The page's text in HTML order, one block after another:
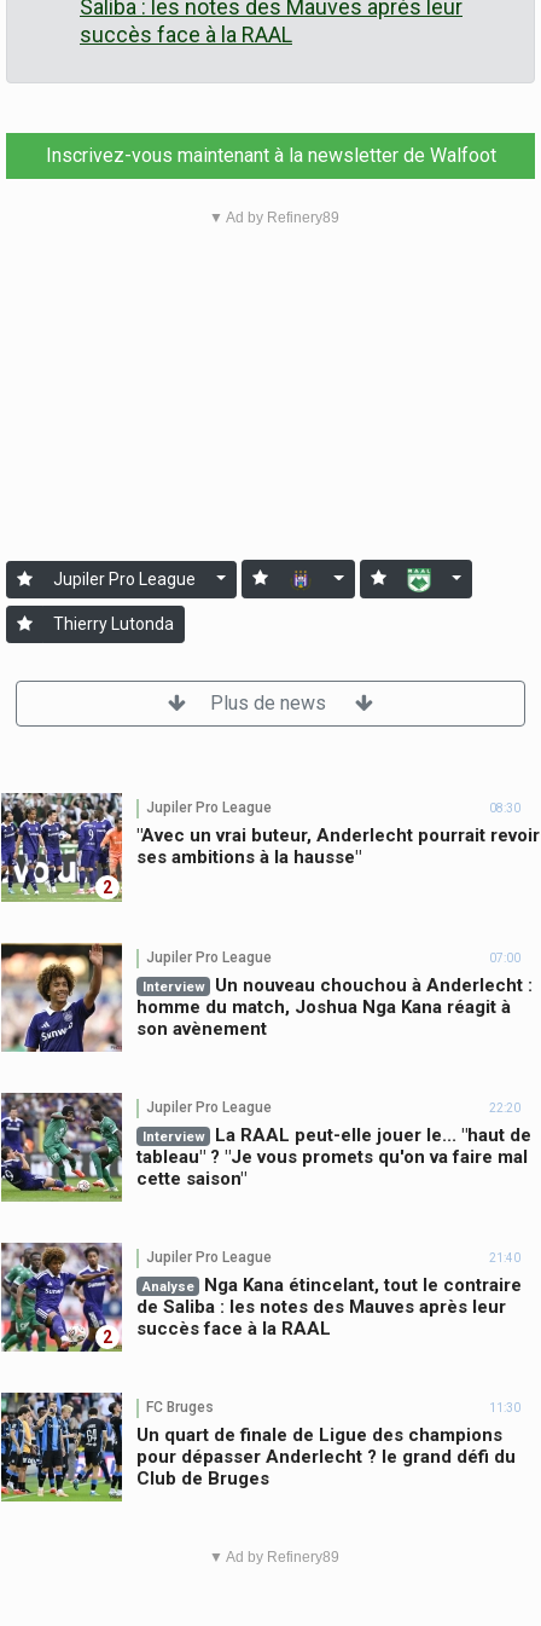
Saliba : les notes des Mauves après leur
succès face à la RAAL
Inscrivez-vous maintenant à la newsletter de Walfoot
▼ Ad by Refinery89
Jupiler Pro League
Thierry Lutonda
Plus de news
2
Jupiler Pro League 08:30
"Avec un vrai buteur, Anderlecht pourrait revoir
ses ambitions à la hausse"
Jupiler Pro League 07:00
Interview
Un nouveau chouchou à Anderlecht :
homme du match, Joshua Nga Kana réagit à
son avènement
Jupiler Pro League 22:20
Interview
La RAAL peut-elle jouer le... "haut de
tableau" ? "Je vous promets qu'on va faire mal
cette saison"
2
Jupiler Pro League 21:40
Analyse
Nga Kana étincelant, tout le contraire
de Saliba : les notes des Mauves après leur
succès face à la RAAL
FC Bruges 11:30
Un quart de finale de Ligue des champions
pour dépasser Anderlecht ? le grand défi du
Club de Bruges
▼ Ad by Refinery89